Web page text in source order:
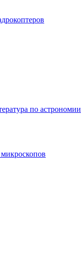
по астрономии